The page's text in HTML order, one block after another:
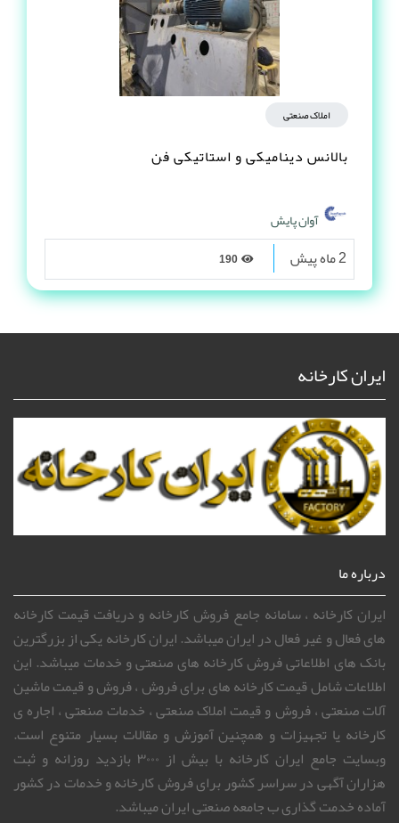
املاک صنعتی
بالانس دینامیکی و استاتیکی فن
آوان پایش
2 ماه پیش
ایران کارخانه
درباره ما
ایران کارخانه ، سامانه جامع فروش کارخانه و دریافت قیمت کارخانه
های فعال و غیر فعال در ایران میباشد. ایران کارخانه یکی از بزرگترین
بانک های اطلاعاتی فروش کارخانه های صنعتی و خدمات میباشد. این
اطلاعات شامل قیمت کارخانه های برای فروش ، فروش و قیمت ماشین
آلات صنعتی ، فروش و قیمت املاک صنعتی ، خدمات صنعتی ، اجاره ی
کارخانه یا تجهیزات و همچنین آموزش و مقالات بسیار متنوع است.
وبسایت جامع ایران کارخانه با بیش از ۳۰۰۰ بازدید روزانه و ثبت
هزاران آگهی در سراسر کشور برای فروش کارخانه و خدمات در کشور
آماده خدمت گذاری ب جامعه صنعتی ایران میباشد.